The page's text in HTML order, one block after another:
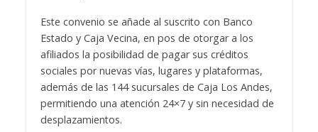
Este convenio se añade al suscrito con Banco
Estado y Caja Vecina, en pos de otorgar a los
afiliados la posibilidad de pagar sus créditos
sociales por nuevas vías, lugares y plataformas,
además de las 144 sucursales de Caja Los Andes,
permitiendo una atención 24×7 y sin necesidad de
desplazamientos.